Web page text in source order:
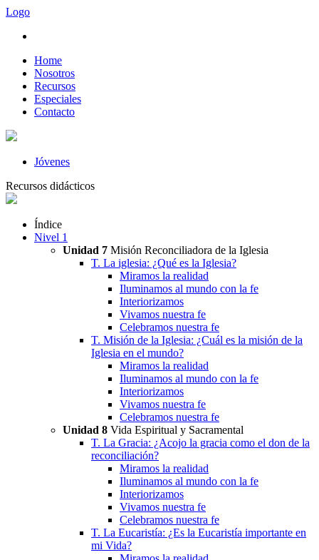
Logo
Home
Nosotros
Recursos
Especiales
Contacto
Jóvenes
Recursos didácticos
Índice
Nivel 1
Unidad 7 Misión Reconciliadora de la Iglesia
T. La iglesia: ¿Qué es la Iglesia?
Miramos la realidad
Iluminamos al mundo con la fe
Interiorizamos
Vivamos nuestra fe
Celebramos nuestra fe
T. Misión de la Iglesia: ¿Cuál es la misión de la
Iglesia en el mundo?
Miramos la realidad
Iluminamos al mundo con la fe
Interiorizamos
Vivamos nuestra fe
Celebramos nuestra fe
Unidad 8 Vida Espiritual y Sacramental
T. La Gracia: ¿Acojo la gracia como el don de la
reconciliación?
Miramos la realidad
Iluminamos al mundo con la fe
Interiorizamos
Vivamos nuestra fe
Celebramos nuestra fe
T. La Eucaristía: ¿Es la Eucaristía importante en
mi Vida?